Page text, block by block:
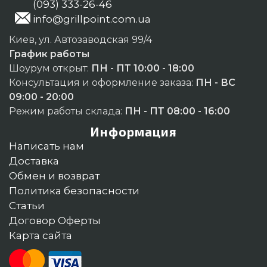
(093) 333-26-46
info@grillpoint.com.ua
Киев, ул. Автозаводская 99/4
График работы
Шоурум открыт: ПН - ПТ 10:00 - 18:00
Консультация и оформление заказа: ПН - ВС
09:00 - 20:00
Режим работы склада: ПН - ПТ 08:00 - 16:00
Информация
Написать нам
Доставка
Обмен и возврат
Политика безопасности
Статьи
Договор Оферты
Карта сайта